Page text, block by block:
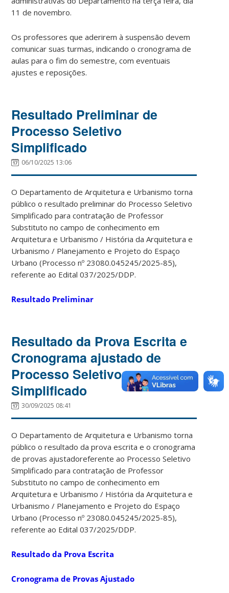
11 de novembro.
Os professores que aderirem à suspensão devem
comunicar suas turmas, indicando o cronograma de
aulas para o fim do semestre, com eventuais
ajustes e reposições.
Resultado Preliminar de
Processo Seletivo
Simplificado
06/10/2025 13:06
O Departamento de Arquitetura e Urbanismo torna
público o resultado preliminar do Processo Seletivo
Simplificado para contratação de Professor
Substituto no campo de conhecimento em
Arquitetura e Urbanismo / História da Arquitetura e
Urbanismo / Planejamento e Projeto do Espaço
Urbano (Processo nº 23080.045245/2025-85),
referente ao Edital 037/2025/DDP.
Resultado Preliminar
Resultado da Prova Escrita e
Cronograma ajustado de
Processo Seletivo
Simplificado
30/09/2025 08:41
O Departamento de Arquitetura e Urbanismo torna
público o resultado da prova escrita e o cronograma
de provas ajustadoreferente ao Processo Seletivo
Simplificado para contratação de Professor
Substituto no campo de conhecimento em
Arquitetura e Urbanismo / História da Arquitetura e
Urbanismo / Planejamento e Projeto do Espaço
Urbano (Processo nº 23080.045245/2025-85),
referente ao Edital 037/2025/DDP.
Resultado da Prova Escrita
Cronograma de Provas Ajustado